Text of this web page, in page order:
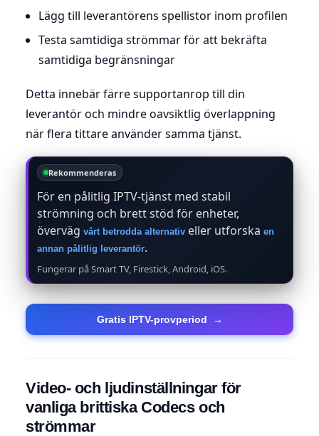
Lägg till leverantörens spellistor inom profilen
Testa samtidiga strömmar för att bekräfta
samtidiga begränsningar
Detta innebär färre supportanrop till din
leverantör och mindre oavsiktlig överlappning
när flera tittare använder samma tjänst.
Rekommenderas
För en pålitlig IPTV-tjänst med stabil
strömning och brett stöd för enheter,
överväg vårt betrodda alternativ eller utforska en
annan pålitlig leverantör.
Fungerar på Smart TV, Firestick, Android, iOS.
Gratis IPTV-provperiod →
Video- och ljudinställningar för
vanliga brittiska Codecs och
strömmar